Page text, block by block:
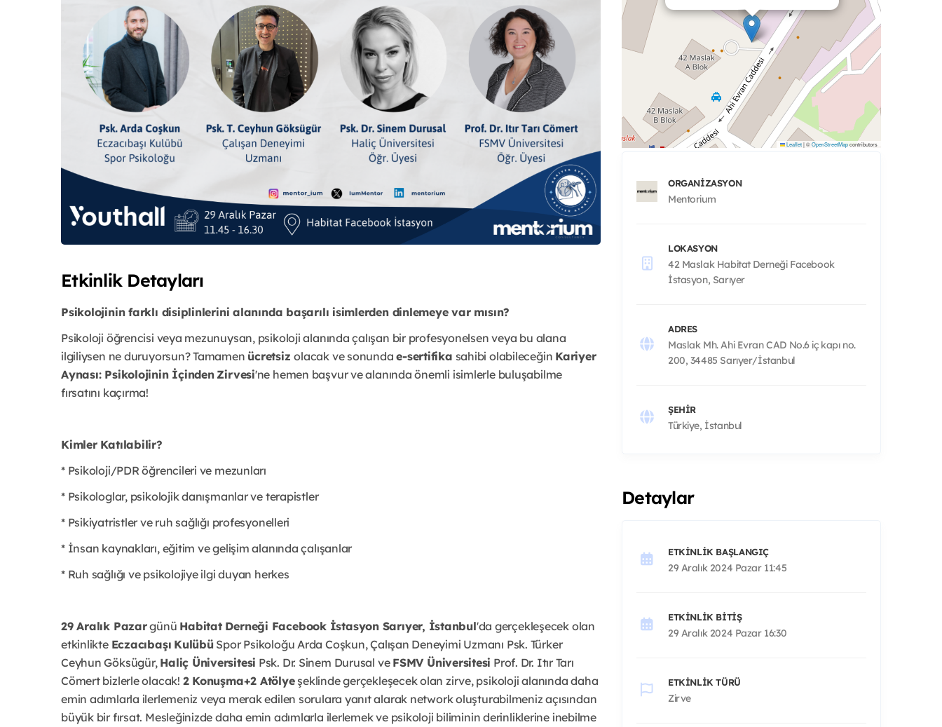
Etkinlik Detayları
Psikolojinin farklı disiplinlerini alanında başarılı isimlerden dinlemeye var mısın?
Psikoloji öğrencisi veya mezunuysan, psikoloji alanında çalışan bir profesyonelsen veya bu alana
ilgiliysen ne duruyorsun? Tamamen ücretsizolacak ve sonundae-sertifika sahibi olabileceğin Kariyer
Aynası: Psikolojinin İçinden Zirvesi'ne hemen başvur ve alanında önemli isimlerle buluşabilme
fırsatını kaçırma!
Kimler Katılabilir?
* Psikoloji/PDR öğrencileri ve mezunları
* Psikologlar, psikolojik danışmanlar ve terapistler
* Psikiyatristler ve ruh sağlığı profesyonelleri
* İnsan kaynakları, eğitim ve gelişim alanında çalışanlar
* Ruh sağlığı ve psikolojiye ilgi duyan herkes
29 Aralık Pazargünü Habitat Derneği Facebook İstasyon Sarıyer, İstanbul'da gerçekleşecek olan
etkinlikte Eczacıbaşı Kulübü Spor Psikoloğu Arda Coşkun, Çalışan Deneyimi Uzmanı Psk. Türker
Ceyhun Göksügür, Haliç Üniversitesi Psk. Dr. Sinem Durusal ve FSMV Üniversitesi Prof. Dr. Itır Tarı
Cömert bizlerle olacak! 2 Konuşma+2 Atölyeşeklinde gerçekleşecek olan zirve, psikoloji alanında daha
emin adımlarla ilerlemeniz veya merak edilen sorulara yanıt alarak network oluşturabilmeniz açısından
büyük bir fırsat. Mesleğinizde daha emin adımlarla ilerlemek ve psikoloji biliminin derinliklerine inebilme
Leaflet|©OpenStreetMapcontributors
ORGANIZASYON
Mentorium
LOKASYON
42 Maslak Habitat Derneği Facebook
İstasyon, Sarıyer
ADRES
Maslak Mh. Ahi Evran CAD No.6 iç kapı no.
200, 34485 Sarıyer/İstanbul
ŞEHIR
Türkiye, İstanbul
Detaylar
ETKINLIK BAŞLANGIÇ
29 Aralık 2024 Pazar 11:45
ETKINLIK BITIŞ
29 Aralık 2024 Pazar 16:30
ETKINLIK TÜRÜ
Zirve